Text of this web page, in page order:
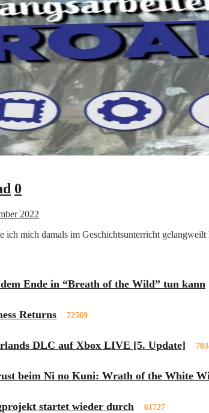
0
2022
ich mich damals im Geschichtsunterricht
Ende in “Breath of the Wild” tun kann
Returns 72569
DLC auf Xbox LIVE [5. Update]
beim Ni no Kuni: Wrath of the White
startet wieder durch 61727